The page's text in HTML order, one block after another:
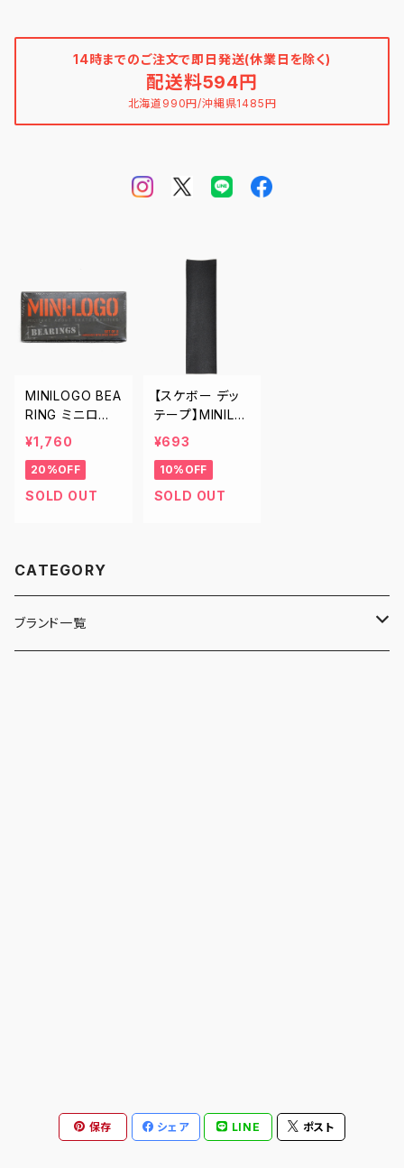
14時までのご注文で即日発送(休業日を除く)
配送料594円
北海道990円/沖縄県1485円
MINILOGO BEA
RING ミニロゴ
ベアリング スケ
ートボード パー
ツ スケボー
¥1,760
20%OFF
SOLD OUT
【スケボー デッ
テープ】MINILO
GO デッキテー
グリップテープ
スケートボード
¥693
10%OFF
SOLD OUT
CATEGORY
ブランド一覧
CALL ME 917
保存 シェア LINE ポスト